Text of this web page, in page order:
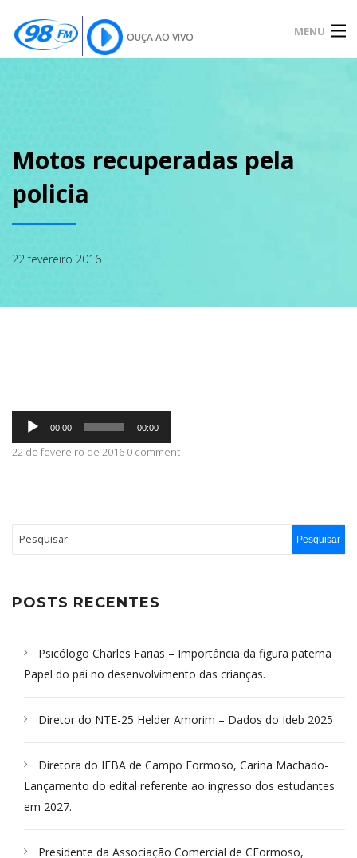
OUÇA AO VIVO MENU
SOBRE
NOTÍCIAS
CONTATO
Motos recuperadas pela
policia
22 fevereiro 2016
Tocador
áudio
00:00 00:00
22 de fevereiro de 2016 0 comment
POSTS RECENTES
Psicólogo Charles Farias – Importância da figura paterna
Papel do pai no desenvolvimento das crianças.
Diretor do NTE-25 Helder Amorim – Dados do Ideb 2025
Diretora do IFBA de Campo Formoso, Carina Machado-
Lançamento do edital referente ao ingresso dos estudantes
em 2027.
Presidente da Associação Comercial de CFormoso,